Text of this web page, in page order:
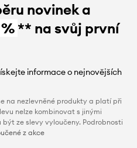
novinek a
** na svůj první
informace o nejnovějších
na nezlevněné produkty a platí při
nelze kombinovat s jinými
ze slevy vyloučeny. Podrobnosti
z akce